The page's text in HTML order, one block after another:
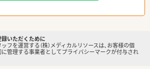
いただくために
フを運営する（株）メディカルリソースは、お客様の個
管理する事業者としてプライバシーマークが付与され